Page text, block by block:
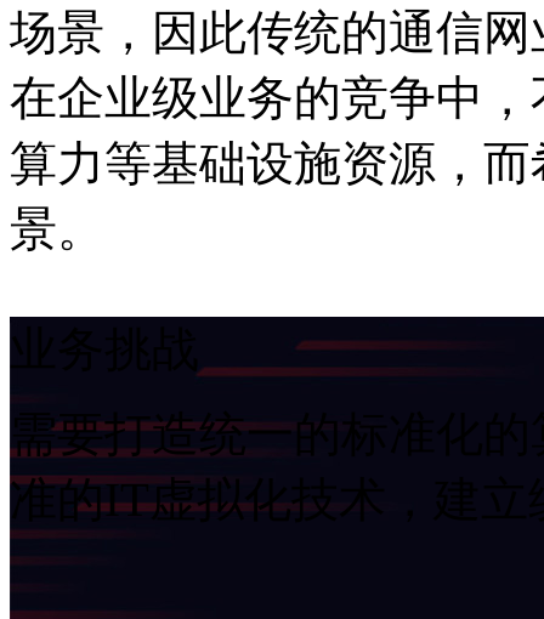
场景，因此传统的通信
在企业级业务的竞争中
算力等基础设施资源
景。
需要打造统一的标准化的
准的IT虚拟化技术，建